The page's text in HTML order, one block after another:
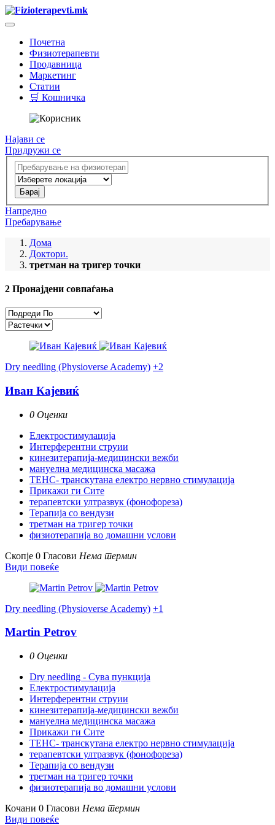
Почетна
Физиотерапевти
Продавница
Маркетинг
Статии
🛒 Кошничка
Најави се
Придружи се
Напредно
Пребарување
Дома
Доктори.
третман на тригер точки
2 Пронајдени совпаѓања
Dry needling (Physioverse Academy) +2
Иван Кајевиќ
0 Оценки
Електростимулација
Интерферентни струии
кинезитерапија-медицински вежби
мануелна медицинска масажа
ТЕНС- транскутана електро нервно стимулација
Прикажи ги Сите
терапевтски ултразвук (фонофореза)
Терапија со вендузи
третман на тригер точки
физиотерапија во домашни услови
Скопје 0 Гласови Нема термин
Види повеќе
Dry needling (Physioverse Academy) +1
Martin Petrov
0 Оценки
Dry needling - Сува пункција
Електростимулација
Интерферентни струии
кинезитерапија-медицински вежби
мануелна медицинска масажа
Прикажи ги Сите
ТЕНС- транскутана електро нервно стимулација
терапевтски ултразвук (фонофореза)
Терапија со вендузи
третман на тригер точки
физиотерапија во домашни услови
Кочани 0 Гласови Нема термин
Види повеќе